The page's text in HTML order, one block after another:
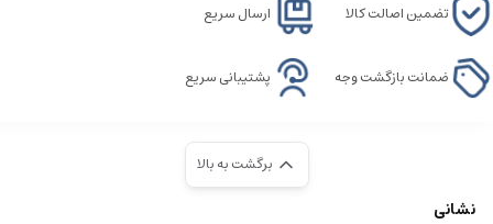
تضمین اصالت کالا ارسال سریع
ضمانت بازگشت وجه پشتیبانی سریع
برگشت به بالا
نشانی